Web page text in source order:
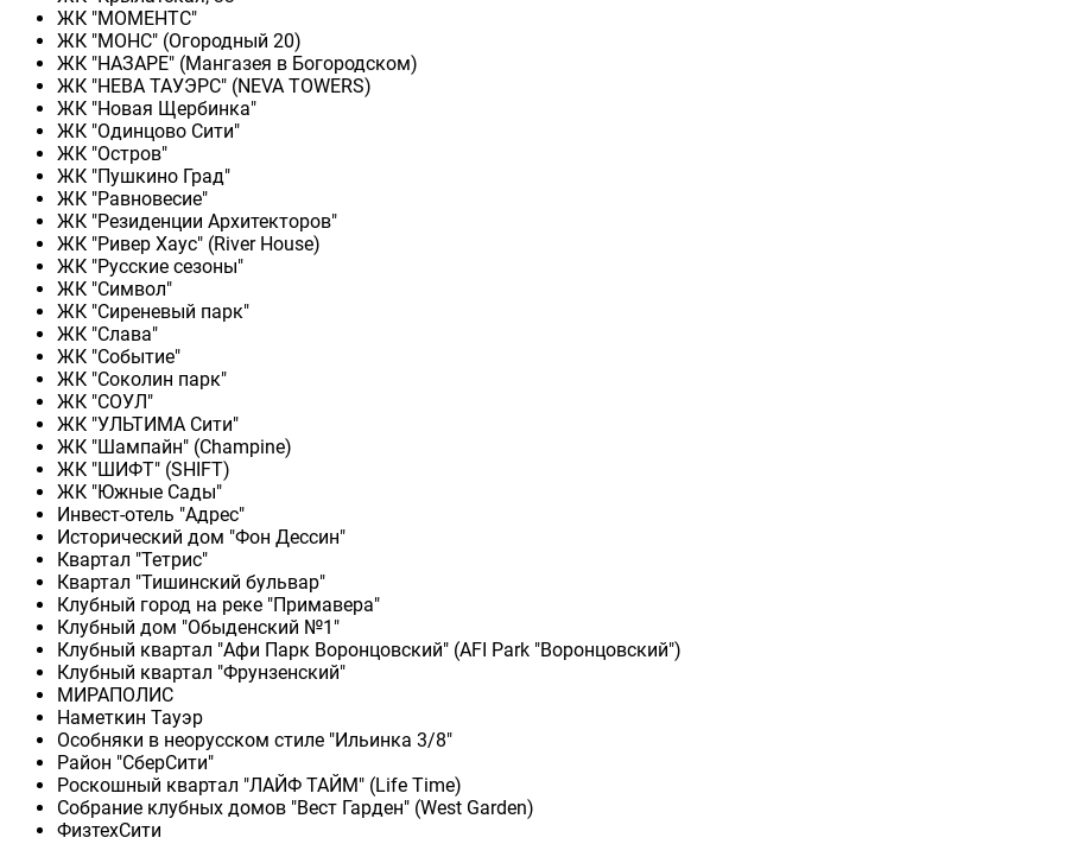
ЖК "МОМЕНТС"
ЖК "МОНС" (Огородный 20)
ЖК "НАЗАРЕ" (Мангазея в Богородском)
ЖК "НЕВА ТАУЭРС" (NEVA TOWERS)
ЖК "Новая Щербинка"
ЖК "Одинцово Сити"
ЖК "Остров"
ЖК "Пушкино Град"
ЖК "Равновесие"
ЖК "Резиденции Архитекторов"
ЖК "Ривер Хаус" (River Нouse)
ЖК "Русские сезоны"
ЖК "Символ"
ЖК "Сиреневый парк"
ЖК "Слава"
ЖК "Событие"
ЖК "Соколин парк"
ЖК "СОУЛ"
ЖК "УЛЬТИМА Сити"
ЖК "Шампайн" (Champine)
ЖК "ШИФТ" (SHIFT)
ЖК "Южные Сады"
Инвест-отель "Адрес"
Исторический дом "Фон Дессин"
Квартал "Тетрис"
Квартал "Тишинский бульвар"
Клубный город на реке "Примавера"
Клубный дом "Обыденский №1"
Клубный квартал "Афи Парк Воронцовский" (AFI Park "Воронцовский")
Клубный квартал "Фрунзенский"
МИРАПОЛИС
Наметкин Тауэр
Особняки в неорусском стиле "Ильинка 3/8"
Район "СберСити"
Роскошный квартал "ЛАЙФ ТАЙМ" (Life Time)
Собрание клубных домов "Вест Гарден" (West Garden)
ФизтехСити